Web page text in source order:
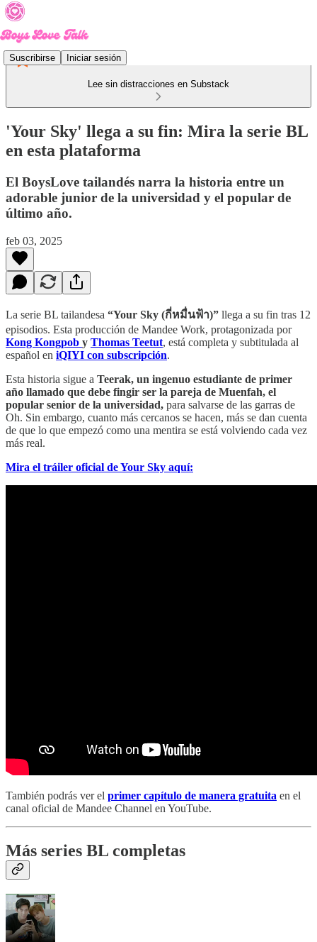
Suscribirse Iniciar sesión
Lee sin distracciones en Substack
'Your Sky' llega a su fin: Mira la serie BL
en esta plataforma
El BoysLove tailandés narra la historia entre un
adorable junior de la universidad y el popular de
último año.
feb 03, 2025
La serie BL tailandesa “Your Sky (กี่หมื่นฟ้า)” llega a su fin tras 12
episodios. Esta producción de Mandee Work, protagonizada por
Kong Kongpob y Thomas Teetut, está completa y subtitulada al
español en iQIYI con subscripción.
Esta historia sigue a Teerak, un ingenuo estudiante de primer
año llamado que debe fingir ser la pareja de Muenfah, el
popular senior de la universidad, para salvarse de las garras de
Oh. Sin embargo, cuanto más cercanos se hacen, más se dan cuenta
de que lo que empezó como una mentira se está volviendo cada vez
más real.
Mira el tráiler oficial de Your Sky aquí:
También podrás ver el primer capítulo de manera gratuita en el
canal oficial de Mandee Channel en YouTube.
Más series BL completas